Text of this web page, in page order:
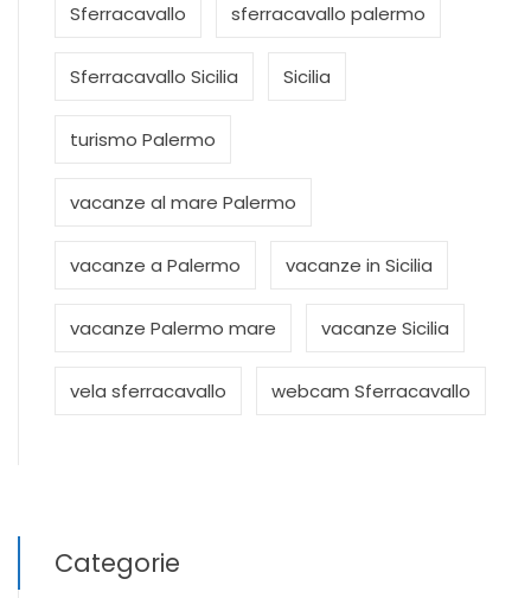
Sferracavallo sferracavallo palermo
Sferracavallo Sicilia Sicilia
turismo Palermo
vacanze al mare Palermo
vacanze a Palermo vacanze in Sicilia
vacanze Palermo mare vacanze Sicilia
vela sferracavallo webcam Sferracavallo
Categorie